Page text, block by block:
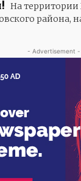
На
района,
- Advertisement -